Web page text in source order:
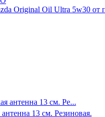
антенна 13 см. Ре...